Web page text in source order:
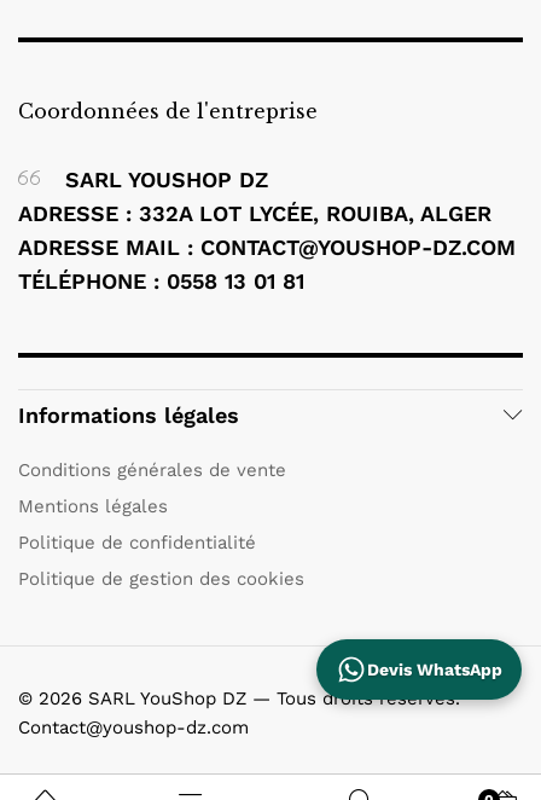
Coordonnées de l'entreprise
SARL YOUSHOP DZ
ADRESSE : 332A LOT LYCÉE, ROUIBA, ALGER
ADRESSE MAIL : CONTACT@YOUSHOP-DZ.COM
TÉLÉPHONE : 0558 13 01 81
Informations légales
Conditions générales de vente
Mentions légales
Politique de confidentialité
Politique de gestion des cookies
© 2026 SARL YouShop DZ — Tous droits réservés.
Contact@youshop-dz.com
Devis WhatsApp